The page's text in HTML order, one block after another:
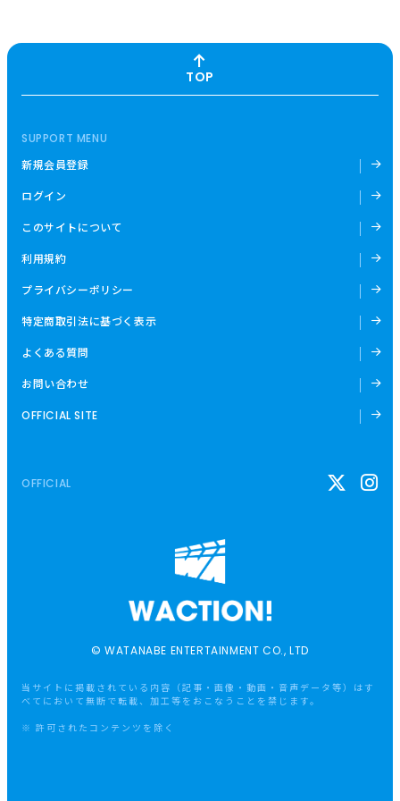
TOP
© WATANABE ENTERTAINMENT CO., LTD
SUPPORT MENU
新規会員登録
ログイン
このサイトについて
利用規約
プライバシーポリシー
特定商取引法に基づく表示
よくある質問
お問い合わせ
OFFICIAL SITE
OFFICIAL
当サイトに掲載されている内容（記事・画像・動画・音声データ等）はす
べてにおいて無断で転載、加工等をおこなうことを禁じます。
※ 許可されたコンテンツを除く